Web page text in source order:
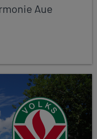
Aue